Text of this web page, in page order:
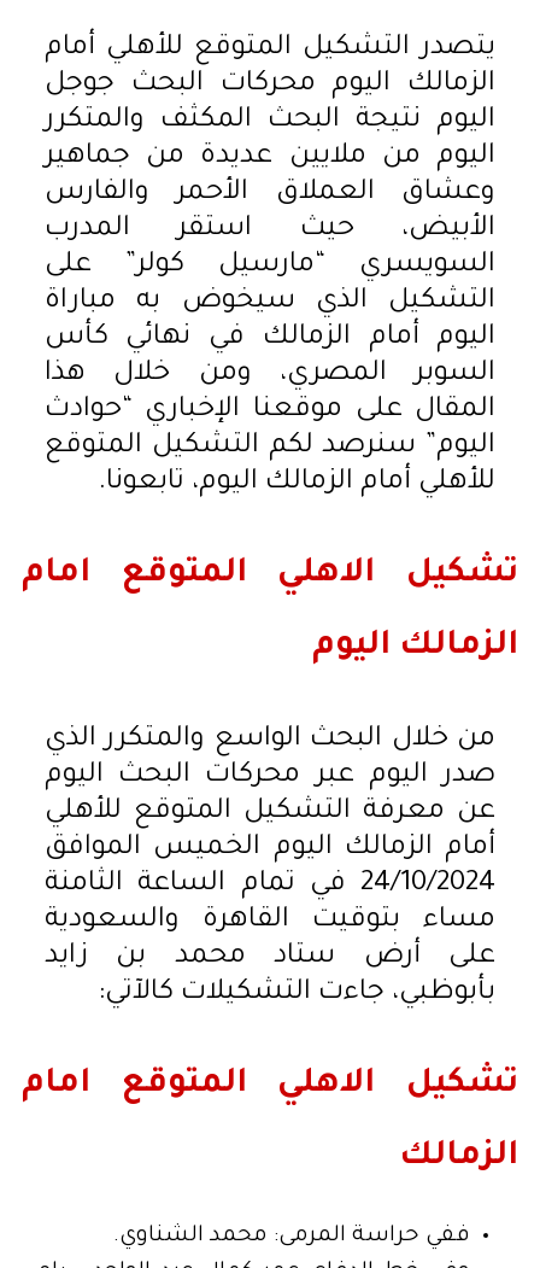
يتصدر التشكيل المتوقع للأهلي أمام
الزمالك اليوم محركات البحث جوجل
اليوم نتيجة البحث المكثف والمتكرر
اليوم من ملايين عديدة من جماهير
وعشاق العملاق الأحمر والفارس
الأبيض، حيث استقر المدرب
السويسري “مارسيل كولر” على
التشكيل الذي سيخوض به مباراة
اليوم أمام الزمالك في نهائي كأس
السوبر المصري، ومن خلال هذا
المقال على موقعنا الإخباري “حوادث
اليوم” سنرصد لكم التشكيل المتوقع
للأهلي أمام الزمالك اليوم، تابعونا.
تشكيل الاهلي المتوقع امام
الزمالك اليوم
من خلال البحث الواسع والمتكرر الذي
صدر اليوم عبر محركات البحث اليوم
عن معرفة التشكيل المتوقع للأهلي
أمام الزمالك اليوم الخميس الموافق
24/10/2024 في تمام الساعة الثامنة
مساء بتوقيت القاهرة والسعودية
على أرض ستاد محمد بن زايد
بأبوظبي، جاءت التشكيلات كالآتي:
تشكيل الاهلي المتوقع امام
الزمالك
ففي حراسة المرمى: محمد الشناوي.